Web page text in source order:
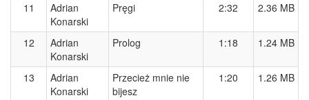
11
Adrian
Konarski
Pręgi 2:32 2.36 MB
12
Adrian
Konarski
Prolog 1:18 1.24 MB
13
Adrian
Konarski
Przecież mnie nie
bijesz
1:20 1.26 MB